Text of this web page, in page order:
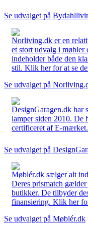
Se udvalget på
Norliving.dk er en
et stort udvalg i møbler
indeholder både den
stil. Klik her for at se
Se udvalget på
DesignGaragen.dk har
lamper siden 2010. De
certificeret af E-
Se udvalget på
Møblér.dk sælger alt
Deres prismatch
butikker. De tilbyder
finansiering. Klik her
Se udvalget på Møblér.dk